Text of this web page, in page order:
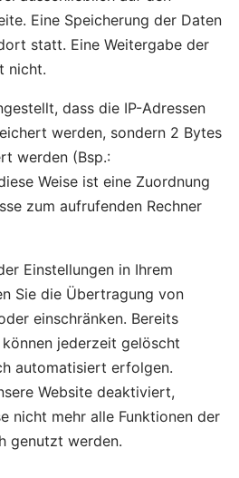
Eine Speicherung der Daten
statt. Eine Weitergabe der
nicht.
dass die IP-Adressen
werden, sondern 2 Bytes
werden (Bsp.:
Weise ist eine Zuordnung
zum aufrufenden Rechner
Einstellungen in Ihrem
Sie die Übertragung von
einschränken. Bereits
jederzeit gelöscht
automatisiert erfolgen.
Website deaktiviert,
nicht mehr alle Funktionen der
genutzt werden.